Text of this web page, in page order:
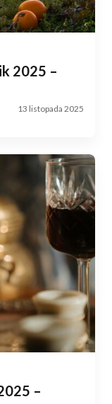
2025 –
13 listopada 2025
–